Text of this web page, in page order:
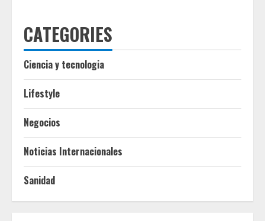
CATEGORIES
Ciencia y tecnologia
Lifestyle
Negocios
Noticias Internacionales
Sanidad